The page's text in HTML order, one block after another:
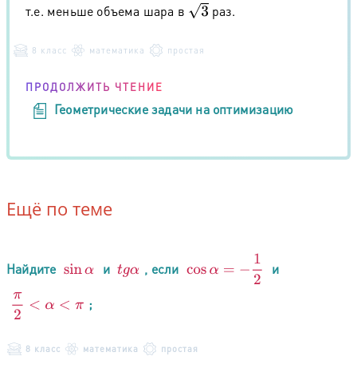
т.е. меньше объема шара в 3 раз.
8 класс математика простая
ПРОДОЛЖИТЬ ЧТЕНИЕ
Геометрические задачи на оптимизацию
Ещё по теме
Найдите sinα и tgα , если
и
π2 α< π ;
8 класс математика простая